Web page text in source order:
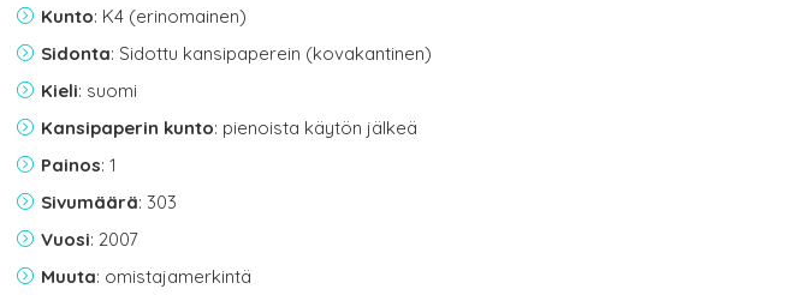
Kunto: K4 (erinomainen)
Sidonta: Sidottu kansipaperein (kovakantinen)
Kieli: suomi
Kansipaperin kunto: pienoista käytön jälkeä
Painos: 1
Sivumäärä: 303
Vuosi: 2007
Muuta: omistajamerkintä